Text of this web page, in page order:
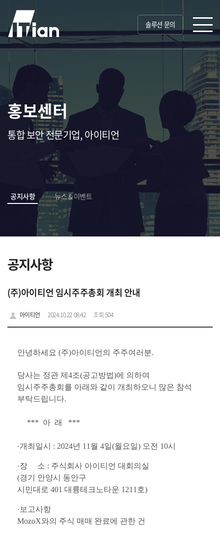
솔루션 문의
홍보센터
통합 보안 전문기업, 아이티언
공지사항 뉴스 & 이벤트
공지사항
(주)아이티언 임시주주총회 개최 안내
아이티언 2024.10.22 08:42 조회 504
안녕하세요 (주)아이티언의 주주여러분.
당사는 정관 제 4조(공고방법)에 의하여
임시주주총회를 아래와 같이 개최하오니 많은 참석
부탁드립니다.
*** 아 래 ***
·개최일시 : 2024년 11 월 4일(월요일) 오전 10시
·장 소 : 주식회사 아이티언 대회의실
(경기 안양시 동안구
시민대로 401 대륭테크노타운 1211 호)
· 보고사항
MozoX와의 주식 매매 완료에 관한 건